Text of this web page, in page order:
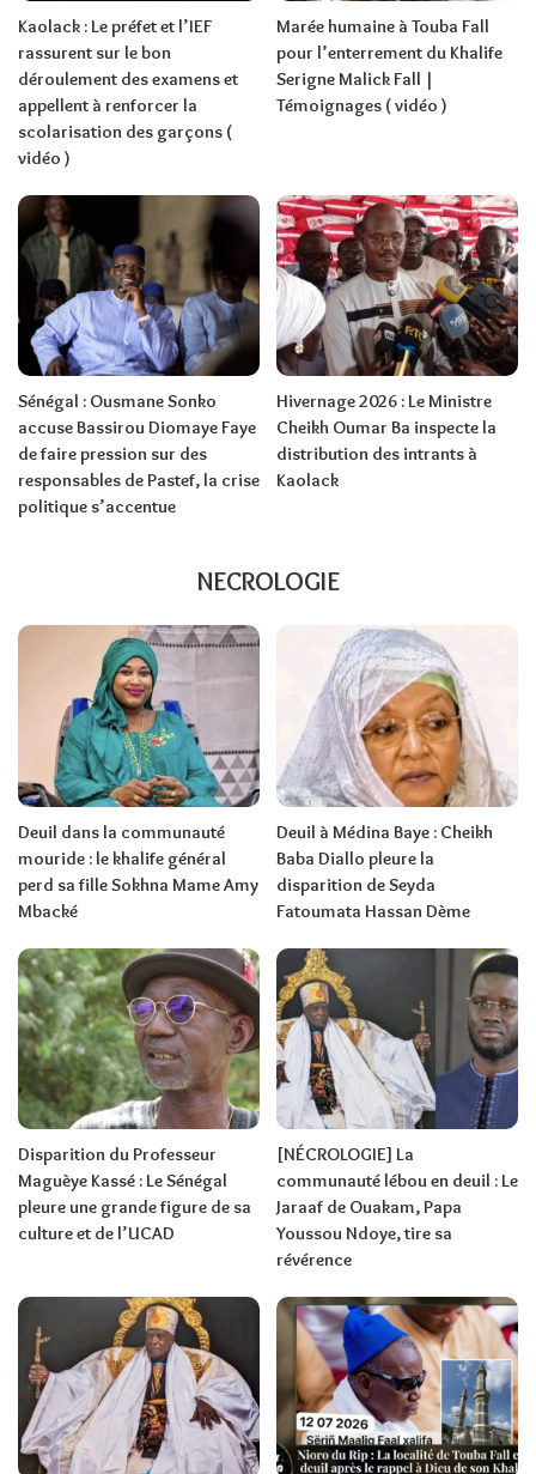
Kaolack : Le préfet et l’IEF
rassurent sur le bon
déroulement des examens et
appellent à renforcer la
scolarisation des garçons (
vidéo )
Marée humaine à Touba Fall
pour l’enterrement du Khalife
Serigne Malick Fall |
Témoignages ( vidéo )
Sénégal : Ousmane Sonko
accuse Bassirou Diomaye Faye
de faire pression sur des
responsables de Pastef, la crise
politique s’accentue
Hivernage 2026 : Le Ministre
Cheikh Oumar Ba inspecte la
distribution des intrants à
Kaolack
NECROLOGIE
Deuil dans la communauté
mouride : le khalife général
perd sa fille Sokhna Mame Amy
Mbacké
Deuil à Médina Baye : Cheikh
Baba Diallo pleure la
disparition de Seyda
Fatoumata Hassan Dème
Disparition du Professeur
Maguèye Kassé : Le Sénégal
pleure une grande figure de sa
culture et de l’UCAD
[NÉCROLOGIE] La
communauté lébou en deuil : Le
Jaraaf de Ouakam, Papa
Youssou Ndoye, tire sa
révérence